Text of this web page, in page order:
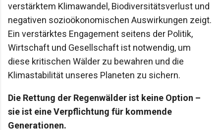
verstärktem Klimawandel, Biodiversitätsverlust und
negativen sozioökonomischen Auswirkungen zeigt.
Ein verstärktes Engagement seitens der Politik,
Wirtschaft und Gesellschaft ist notwendig, um
diese kritischen Wälder zu bewahren und die
Klimastabilität unseres Planeten zu sichern.
Die Rettung der Regenwälder ist keine Option –
sie ist eine Verpflichtung für kommende
Generationen.